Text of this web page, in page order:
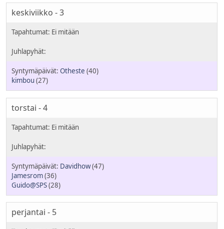
keskiviikko - 3
Otheste (40)
kimbou (27)
torstai - 4
Davidhow(47)
Jamesrom(36)
Guido@SPS(28)
perjantai - 5